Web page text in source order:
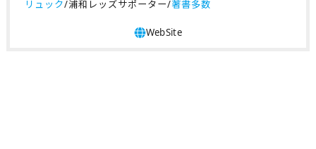
リュック/浦和レッズサポーター/著書多数